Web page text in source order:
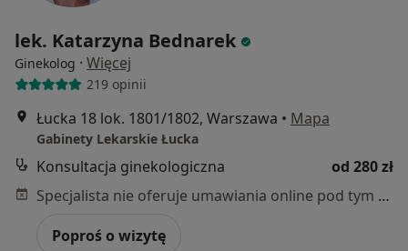
lek. Katarzyna Bednarek
Ginekolog · Więcej
219 opinii
Łucka 18 lok. 1801/1802, Warszawa • Mapa
Gabinety Lekarskie Łucka
Konsultacja ginekologiczna
od 280 zł
Specjalista nie oferuje umawiania online pod tym adresem.
Poproś o wizytę